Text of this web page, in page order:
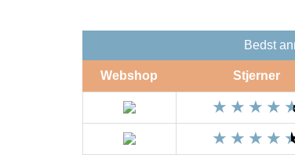
Bedst
Webshop Stjerner